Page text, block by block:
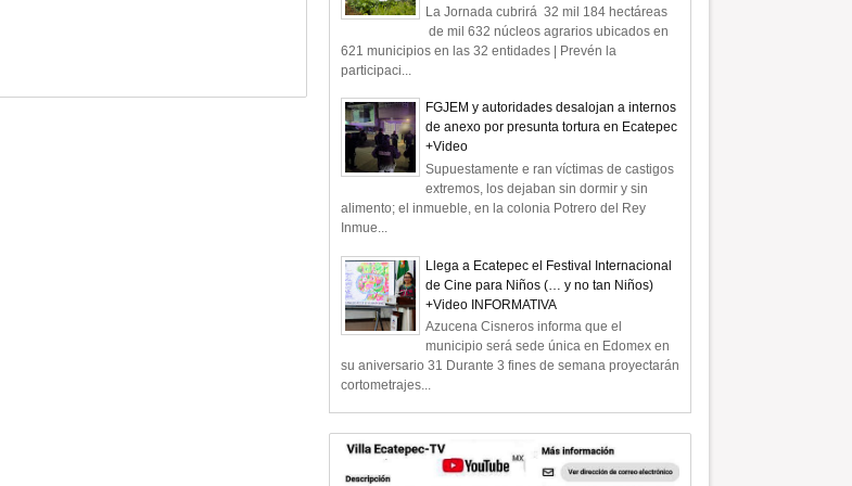
La Jornada cubrirá 32 mil 184 hectáreas
de mil 632 núcleos agrarios ubicados en
621 municipios en las 32 entidades | Prevén la
participaci...
FGJEM y autoridades desalojan a internos
de anexo por presunta tortura en Ecatepec
+Video
Supuestamente e ran víctimas de castigos
extremos, los dejaban sin dormir y sin
alimento; el inmueble, en la colonia Potrero del Rey
Inmue...
Llega a Ecatepec el Festival Internacional
de Cine para Niños (… y no tan Niños)
+Video INFORMATIVA
Azucena Cisneros informa que el
municipio será sede única en Edomex en
su aniversario 31 Durante 3 fines de semana proyectarán
cortometrajes...